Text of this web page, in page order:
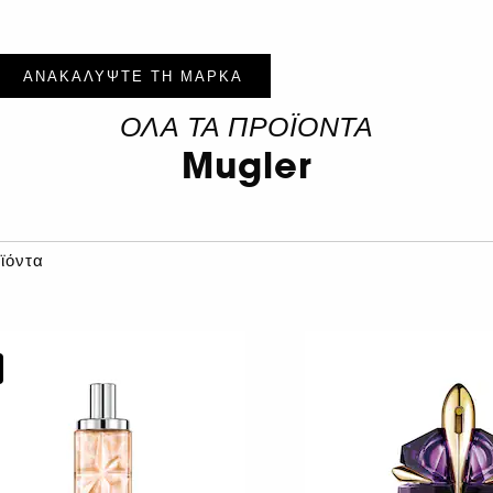
ΑΝΑΚΑΛΥΨΤΕ ΤΗ ΜΑΡΚΑ
ΟΛΑ ΤΑ ΠΡΟΪΟΝΤΑ
Mugler